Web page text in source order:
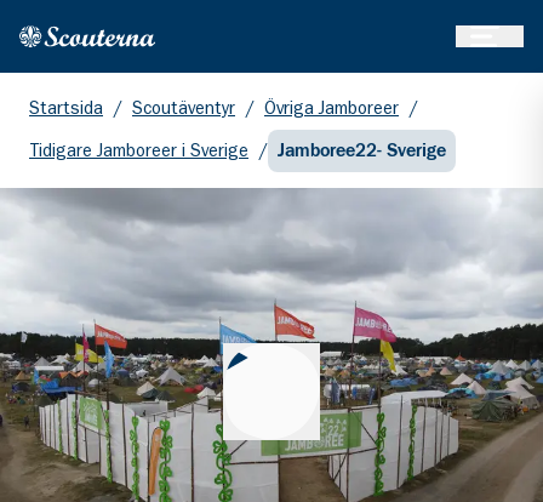
Hem
Startsida / Scoutäventyr / Övriga Jamboreer /
Tidigare Jamboreer i Sverige / Jamboree22- Sverige
Spela upp